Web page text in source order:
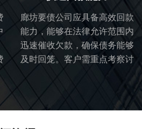
廊坊要债公司应具备高效回款
能力，能够在法律允许范围内
迅速催收欠款，确保债务能够
及时回笼。客户需重点考察讨